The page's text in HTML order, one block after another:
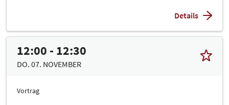
Details
12:00 - 12:30
DO. 07. NOVEMBER
Vortrag